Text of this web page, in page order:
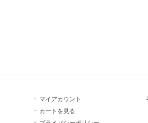
マイアカウント
カートを見る